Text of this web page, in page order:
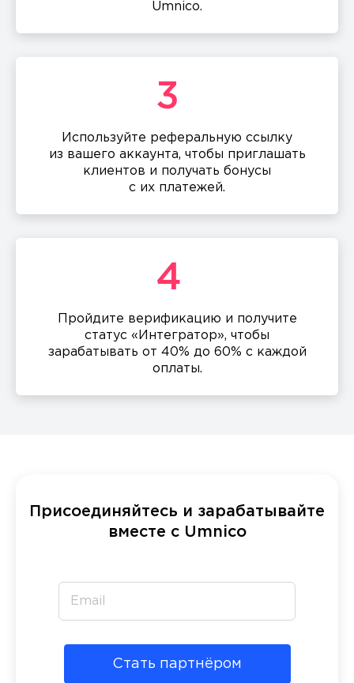
Umnico.
3
Используйте реферальную ссылку
из вашего аккаунта, чтобы приглашать
клиентов и получать бонусы
с их платежей.
4
Пройдите верификацию и получите
статус «Интегратор», чтобы
зарабатывать от 40% до 60% с каждой
оплаты.
Присоединяйтесь и зарабатывайте
вместе с Umnico
Стать партнёром